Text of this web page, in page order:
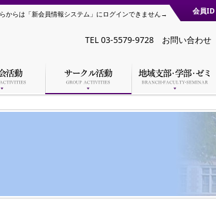
からは「新会員情報システム」にログインできません→ 会員ID
TEL 03-5579-9728 お問い合わせ